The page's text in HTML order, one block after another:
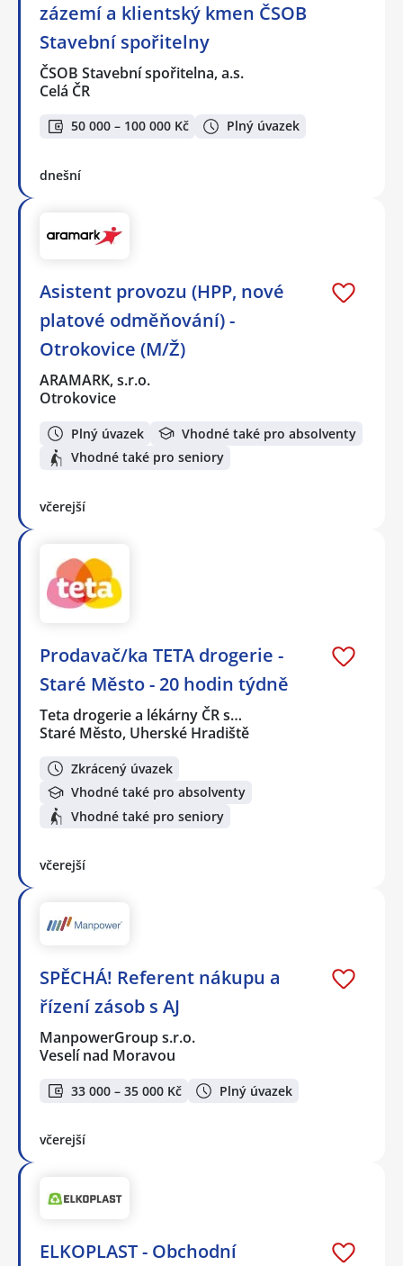
zázemí a klientský kmen ČSOB
Stavební spořitelny
ČSOB Stavební spořitelna, a.s.
Celá ČR
50 000 – 100 000 Kč Plný úvazek
dnešní
Asistent provozu (HPP, nové
platové odměňování) -
Otrokovice (M/Ž)
ARAMARK, s.r.o.
Otrokovice
Plný úvazek
Vhodné také pro absolventy
Vhodné také pro seniory
včerejší
Prodavač/ka TETA drogerie -
Staré Město - 20 hodin týdně
Teta drogerie a lékárny ČR s…
Staré Město, Uherské Hradiště
Zkrácený úvazek
Vhodné také pro absolventy
Vhodné také pro seniory
včerejší
SPĚCHÁ! Referent nákupu a
řízení zásob s AJ
ManpowerGroup s.r.o.
Veselí nad Moravou
33 000 – 35 000 Kč Plný úvazek
včerejší
ELKOPLAST - Obchodní